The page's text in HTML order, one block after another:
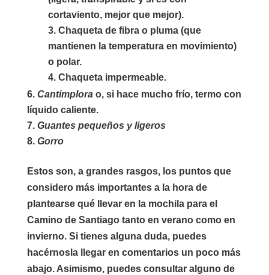
cortaviento, mejor que mejor).
Chaqueta de fibra o pluma (que
mantienen la temperatura en movimiento)
o polar.
Chaqueta impermeable.
Cantimplorao, si hace mucho frío, termo con
líquido caliente.
Guantes pequeños y ligeros
Gorro
Estos son, a grandes rasgos, los puntos que
considero más importantes a la hora de
plantearse qué llevar en la mochila para el
Camino de Santiagotanto en verano como en
invierno. Si tienes alguna duda, puedes
hacérnosla llegar en comentarios un poco más
abajo. Asimismo, puedes consultar alguno de